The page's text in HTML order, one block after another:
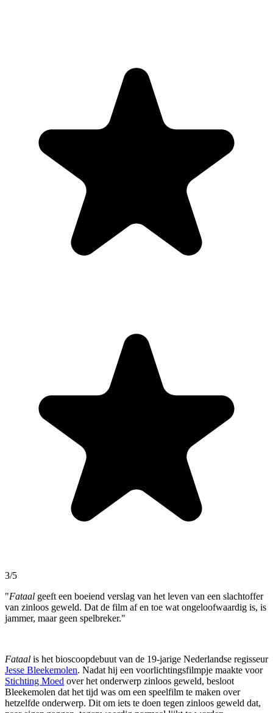
3/5
"Fataal geeft een boeiend verslag van het leven van een slachtoffer
van zinloos geweld. Dat de film af en toe wat ongeloofwaardig is, is
jammer, maar geen spelbreker."
Fataal is het bioscoopdebuut van de 19-jarige Nederlandse regisseur
Jesse Bleekemolen. Nadat hij een voorlichtingsfilmpje maakte voor
Stichting Moed over het onderwerp zinloos geweld, besloot
Bleekemolen dat het tijd was om een speelfilm te maken over
hetzelfde onderwerp. Dit om iets te doen tegen zinloos geweld dat,